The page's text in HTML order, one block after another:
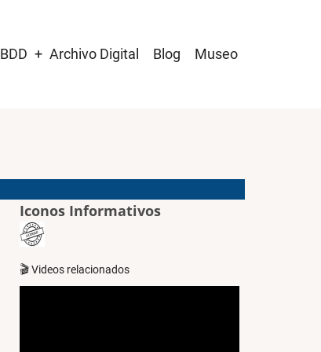
BDD Archivo Digital Blog Museo
Iconos Informativos
🎬 Videos relacionados